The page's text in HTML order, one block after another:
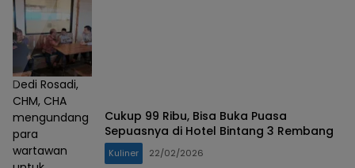
Dedi Rosadi,
CHM, CHA
mengundang
para
wartawan
Cukup 99 Ribu, Bisa Buka Puasa
Sepuasnya di Hotel Bintang 3 Rembang
Kuliner 22/02/2026